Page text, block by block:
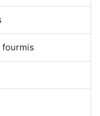
fourmis